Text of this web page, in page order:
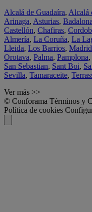
Alcalá de Guadaíra, Alcalá
Arinaga, Asturias, Badalona
Castellón, Chafiras,
Almería, La Coruña, La
Lleida, Los Barrios, Madrid
Orotava, Palma, Pamplona,
San Sebastian, Sant Boi,
Sevilla, Tamaraceite,
Ver más >>
© Conforama Términos y
Política de cookies